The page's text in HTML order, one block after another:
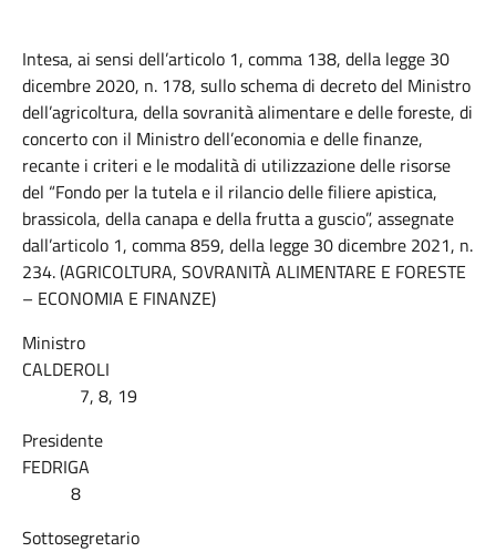
Intesa, ai sensi dell’articolo 1, comma 138, della legge 30
dicembre 2020, n. 178, sullo schema di decreto del Ministro
dell’agricoltura, della sovranità alimentare e delle foreste, di
concerto con il Ministro dell’economia e delle finanze,
recante i criteri e le modalità di utilizzazione delle risorse
del “Fondo per la tutela e il rilancio delle filiere apistica,
brassicola, della canapa e della frutta a guscio”, assegnate
dall’articolo 1, comma 859, della legge 30 dicembre 2021, n.
234. (AGRICOLTURA, SOVRANITÀ ALIMENTARE E FORESTE
– ECONOMIA E FINANZE)
Ministro
CALDEROLI
7, 8, 19
Presidente
FEDRIGA
8
Sottosegretario